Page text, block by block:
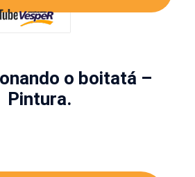
o boitatá –
Pintura.